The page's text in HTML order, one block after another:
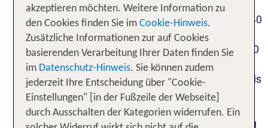
Bei einem Mindestreisepreis in Höhe von 2.499
€ gewährt TUI Ihnen bei Einlösung des Coupons 40
€ Rabatt auf Ihre Buchung, ab 1.249 €
Reisepreis 30 € Rabatt und ab 699 € Reisepreis 20
€ Rabatt.
Der Reisepreis setzt sich zusammen aus dem Preis
für Flug, Hotel und Transfer. Zusatzleistungen wie
Versicherungen, Privattransfers, Sondergepäck,
Infant Gebühren usw. zählen nicht zur Berechnung
akzeptieren möchten. Weitere Information zu
den Cookies finden Sie im Cookie-Hinweis.
Zusätzliche Informationen zur auf Cookies
basierenden Verarbeitung Ihrer Daten finden Sie
im Datenschutz-Hinweis. Sie können zudem
jederzeit Ihre Entscheidung über "Cookie-
Einstellungen" [in der Fußzeile der Webseite]
durch Ausschalten der Kategorien widerrufen. Ein